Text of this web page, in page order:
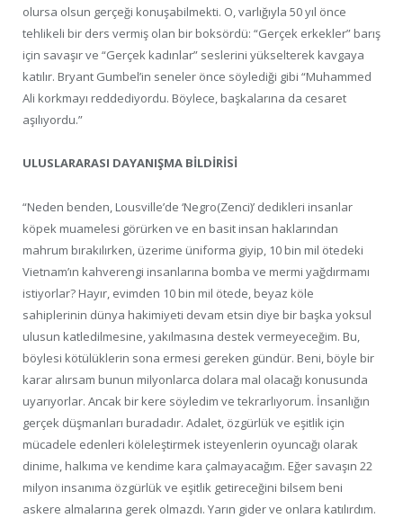
olursa olsun gerçeği konuşabilmekti. O, varlığıyla 50 yıl önce
tehlikeli bir ders vermiş olan bir boksördü: “Gerçek erkekler” barış
için savaşır ve “Gerçek kadınlar” seslerini yükselterek kavgaya
katılır. Bryant Gumbel’in seneler önce söylediği gibi “Muhammed
Ali korkmayı reddediyordu. Böylece, başkalarına da cesaret
aşılıyordu.”
ULUSLARARASI DAYANIŞMA BİLDİRİSİ
“Neden benden, Lousville’de ‘Negro(Zenci)’ dedikleri insanlar
köpek muamelesi görürken ve en basit insan haklarından
mahrum bırakılırken, üzerime üniforma giyip, 10 bin mil ötedeki
Vietnam’ın kahverengi insanlarına bomba ve mermi yağdırmamı
istiyorlar? Hayır, evimden 10 bin mil ötede, beyaz köle
sahiplerinin dünya hakimiyeti devam etsin diye bir başka yoksul
ulusun katledilmesine, yakılmasına destek vermeyeceğim. Bu,
böylesi kötülüklerin sona ermesi gereken gündür. Beni, böyle bir
karar alırsam bunun milyonlarca dolara mal olacağı konusunda
uyarıyorlar. Ancak bir kere söyledim ve tekrarlıyorum. İnsanlığın
gerçek düşmanları buradadır. Adalet, özgürlük ve eşitlik için
mücadele edenleri köleleştirmek isteyenlerin oyuncağı olarak
dinime, halkıma ve kendime kara çalmayacağım. Eğer savaşın 22
milyon insanıma özgürlük ve eşitlik getireceğini bilsem beni
askere almalarına gerek olmazdı. Yarın gider ve onlara katılırdım.